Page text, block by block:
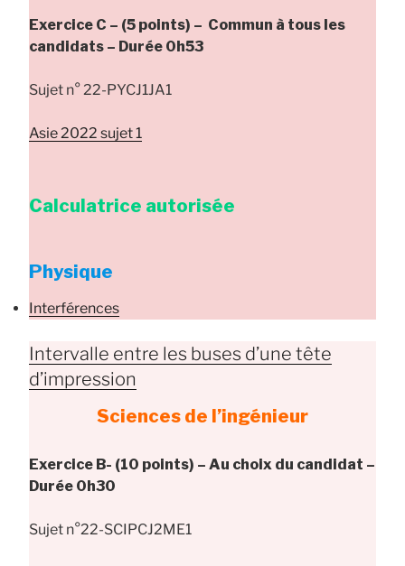
Exercice C – (5 points) – Commun à tous les
candidats – Durée 0h53
Sujet n° 22-PYCJ1JA1
Asie 2022 sujet 1
Calculatrice autorisée
Physique
Interférences
Intervalle entre les buses d’une tête
d’impression
Sciences de l’ingénieur
Exercice B- (10 points) – Au choix du candidat –
Durée 0h30
Sujet n°22-SCIPCJ2ME1